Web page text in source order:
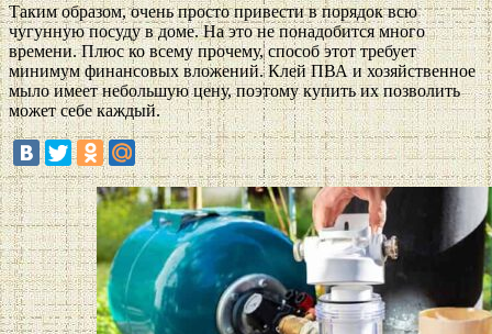
Таким образом, очень просто привести в порядок всю
чугунную посуду в доме. На это не понадобится много
времени. Плюс ко всему прочему, способ этот требует
минимум финансовых вложений. Клей ПВА и хозяйственное
мыло имеет небольшую цену, поэтому купить их позволить
может себе каждый.